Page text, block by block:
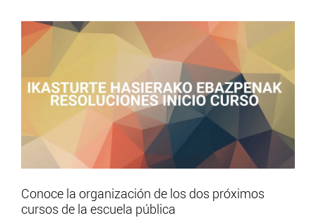
Conoce la organización de los dos próximos
cursos de la escuela pública